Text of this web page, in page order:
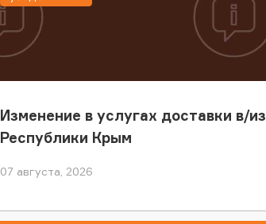
Изменение в услугах доставки в/из
Республики Крым
07 августа, 2026